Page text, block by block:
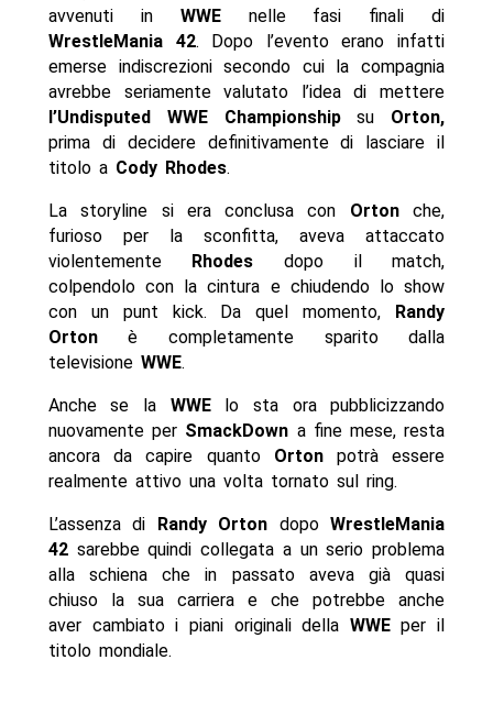
avvenuti in WWEnelle fasi finali di
WrestleMania
42. Dopo l’evento erano infatti
emerse indiscrezioni secondo cui la compagnia
avrebbe seriamente valutato l’idea di mettere
l’Undisputed WWE Championshipsu Orton,
prima di decidere definitivamente di lasciare il
titolo a Cody Rhodes.
La storyline si era conclusa con Ortonche,
furioso per la sconfitta, aveva attaccato
violentemente
Rhodes dopo il match,
colpendolo con la cintura e chiudendo lo show
con un punt kick. Da quel momento,
Randy
Ortonè completamente sparito dalla
televisione WWE.
Anche se la WWElo sta ora pubblicizzando
nuovamente per SmackDown a fine mese, resta
ancora da capire quanto Ortonpotrà essere
realmente attivo una volta tornato sul ring.
L’assenza di Randy Orton dopoWrestleMania
42sarebbe quindi collegata a un serio problema
alla schiena che in passato aveva già quasi
chiuso la sua carriera e che potrebbe anche
aver cambiato i piani originali della WWEper il
titolo mondiale.